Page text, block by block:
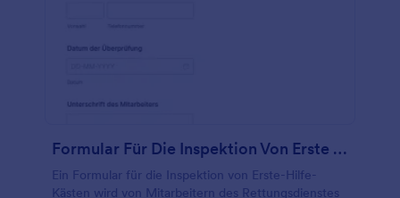
Formular Für Die Inspektion Von Erste Hilfe Kästen
Ein Formular für die Inspektion von Erste-Hilfe-
Kästen wird von Mitarbeitern des Rettungsdienstes